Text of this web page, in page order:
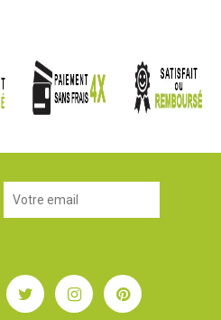
TwitterInstagramPinterest